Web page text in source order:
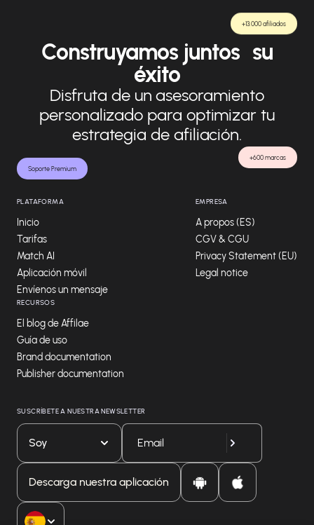
Soporte Premium
+600 marcas
+13.000 afiliados
Construyamos juntos su
éxito
Disfruta de un asesoramiento
personalizado para optimizar tu
estrategia de afiliación.
PLATAFORMA
Inicio
Tarifas
Match AI
Aplicación móvil
Envíenos un mensaje
EMPRESA
A propos (ES)
CGV & CGU
Privacy Statement (EU)
Legal notice
RECURSOS
El blog de Affilae
Guía de uso
Brand documentation
Publisher documentation
SUSCRÍBETE A NUESTRA NEWSLETTER
Soy
Descarga nuestra aplicación